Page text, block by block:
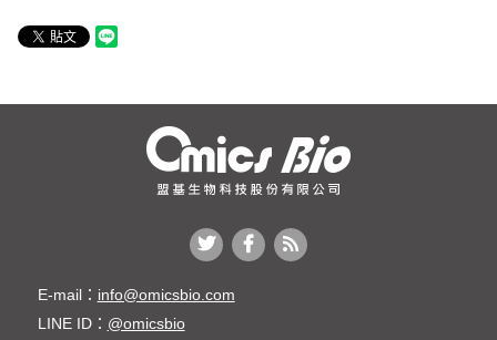
E-mail： info@omicsbio.com
LINE ID： @omicsbio